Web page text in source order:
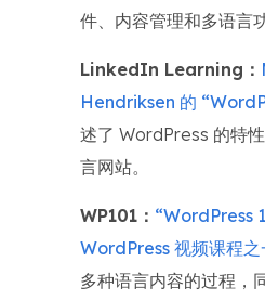
件、内容管理和多语言
LinkedIn Learning：
Hendriksen 的
述了 WordPress 的特
言网站。
WP101： “WordPress
WordPress 视频课程之
多种语言内容的过程，